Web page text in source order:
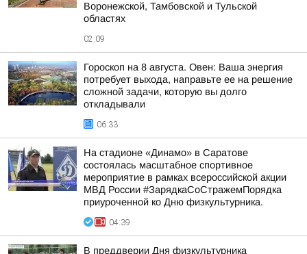
Воронежской, Тамбовской и Тульской
областях
02:09
Гороскоп на 8 августа. Овен: Ваша энергия
потребует выхода, направьте ее на решение
сложной задачи, которую вы долго
откладывали
06:33
На стадионе «Динамо» в Саратове
состоялась масштабное спортивное
мероприятие в рамках всероссийской акции
МВД России #ЗарядкаСоСтражемПорядка
приуроченной ко Дню физкультурника.
04:39
В преддверии Дня физкультурника